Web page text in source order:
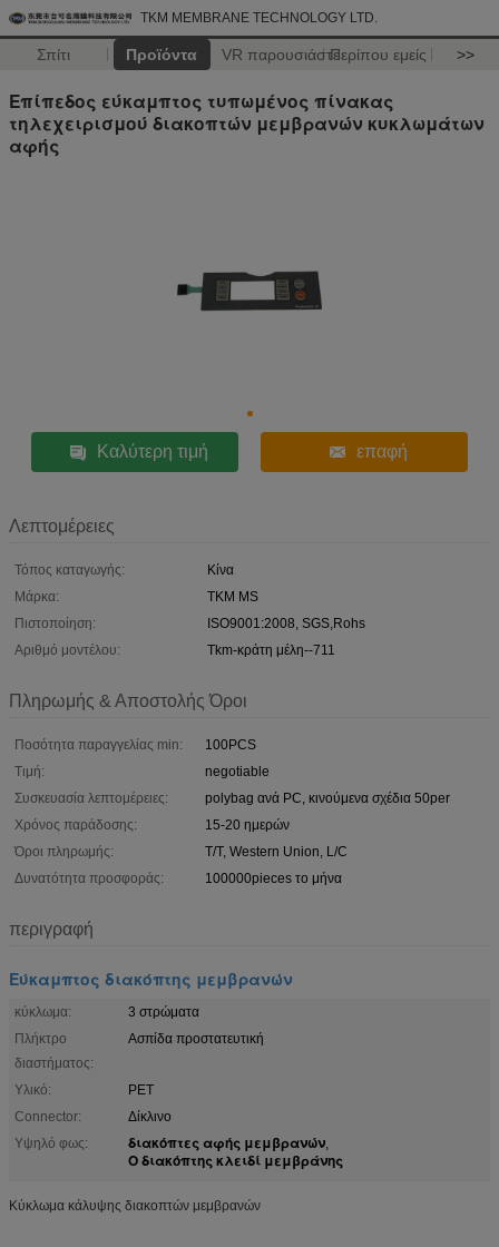
TKM MEMBRANE TECHNOLOGY LTD.
Σπίτι Προϊόντα VR παρουσιάστεΠερίπου εμείς >>
Επίπεδος εύκαμπτος τυπωμένος πίνακας
τηλεχειρισμού διακοπτών μεμβρανών κυκλωμάτων
αφής
Καλύτερη τιμή επαφή
Λεπτομέρειες
Τόπος καταγωγής:
Κίνα
Μάρκα:
TKM MS
Πιστοποίηση:
ISO9001:2008, SGS,Rohs
Αριθμό μοντέλου:
Tkm-κράτη μέλη--711
Πληρωμής & Αποστολής Όροι
Ποσότητα παραγγελίας min:
100PCS
Τιμή:
negotiable
Συσκευασία λεπτομέρειες:
polybag ανά PC, κινούμενα σχέδια 50per
Χρόνος παράδοσης:
15-20 ημερών
Όροι πληρωμής:
T/T, Western Union, L/C
Δυνατότητα προσφοράς:
100000pieces το μήνα
περιγραφή
Εύκαμπτος διακόπτης μεμβρανών
κύκλωμα:
3 στρώματα
Πλήκτρο
διαστήματος:
Ασπίδα προστατευτική
Υλικό:
PET
Connector:
Δίκλινο
Υψηλό φως:
διακόπτες αφής μεμβρανών,
Ο διακόπτης κλειδί μεμβράνης
Κύκλωμα κάλυψης διακοπτών μεμβρανών